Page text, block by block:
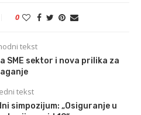
0
tekst
SME sektor i nova prilika za
tekst
simpozijum: „Osiguranje u